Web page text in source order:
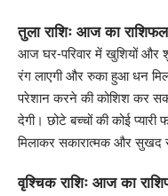
तुला राशिः आज का राशिफल
आज घर-परिवार में खुशियों और
रंग लाएगी और रुका हुआ धन
परेशान करने की कोशिश कर
देगी। छोटे बच्चों की कोई
मिलाकर सकारात्मक और सुखद
वृश्चिक राशिः आज का